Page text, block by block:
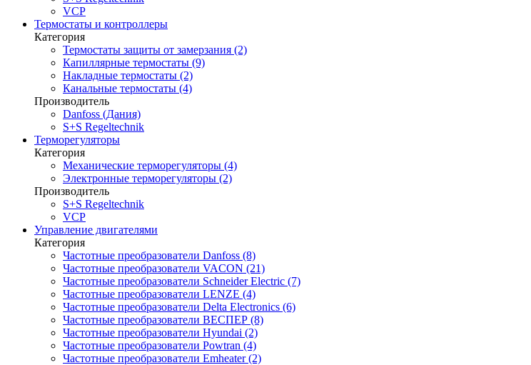
VCP
Термостаты и контроллеры
Категория
Термостаты защиты от замерзания (2)
Капиллярные термостаты (9)
Накладные термостаты (2)
Канальные термостаты (4)
Производитель
Danfoss (Дания)
S+S Regeltechnik
Терморегуляторы
Категория
Механические терморегуляторы (4)
Электронные терморегуляторы (2)
Производитель
S+S Regeltechnik
VCP
Управление двигателями
Категория
Частотные преобразователи Danfoss (8)
Частотные преобразователи VACON (21)
Частотные преобразователи Schneider Electric (7)
Частотные преобразователи LENZE (4)
Частотные преобразователи Delta Electronics (6)
Частотные преобразователи ВЕСПЕР (8)
Частотные преобразователи Hyundai (2)
Частотные преобразователи Powtran (4)
Частотные преобразователи Emheater (2)